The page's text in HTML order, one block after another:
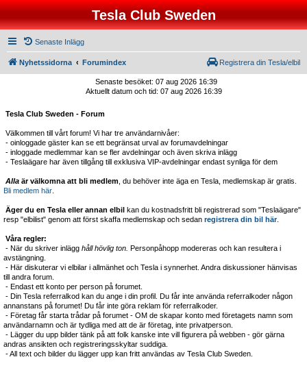
Tesla Club Sweden
Senaste Inlägg
Nyhetssidorna Forumindex Registrera din Tesla/elbil
Senaste besöket: 07 aug 2026 16:39
Aktuellt datum och tid: 07 aug 2026 16:39
Tesla Club Sweden - Forum
Välkommen till vårt forum! Vi har tre användarnivåer:
- oinloggade gäster kan se ett begränsat urval av forumavdelningar
- inloggade medlemmar kan se fler avdelningar och även skriva inlägg
- Teslaägare har även tillgång till exklusiva VIP-avdelningar endast synliga för dem
Alla är välkomna att bli medlem , du behöver inte äga en Tesla, medlemskap är gratis.
Bli medlem här
Äger du en Tesla eller annan elbil kan du kostnadsfritt bli registrerad som "Teslaägare"
resp "elbilist" genom att först skaffa medlemskap och sedan registrera din bil här.
Våra regler:
- När du skriver inlägg håll hövlig ton. Personpåhopp modereras och kan resultera i
avstängning.
- Här diskuterar vi elbilar i allmänhet och Tesla i synnerhet. Andra diskussioner hänvisas
till andra forum.
- Endast ett konto per person på forumet.
- Din Tesla referralkod kan du ange i din profil. Du får inte använda referralkoder någon
annanstans på forumet! Du får inte göra reklam för referralkoder.
- Företag får starta trådar på forumet - OM de skapar konto med företagets namn som
användarnamn och är tydliga med att de är företag, inte privatperson.
- Lägger du upp bilder tänk på att folk kanske inte vill figurera på webben - gör gärna
andras ansikten och registreringsskyltar suddiga.
- All text och bilder du lägger upp kan fritt användas av Tesla Club Sweden.